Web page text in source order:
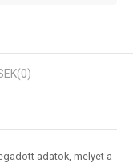
(0)
adatok, melyet a